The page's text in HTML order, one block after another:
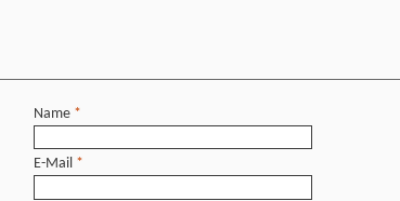
Name *
E-Mail *